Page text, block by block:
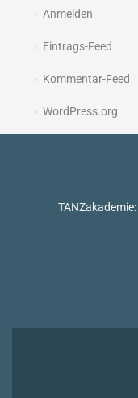
Anmelden
Eintrags-Feed
Kommentar-Feed
WordPress.org